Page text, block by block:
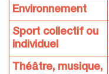
Environnement
Sport collectif ou
individuel
Théâtre, musique,